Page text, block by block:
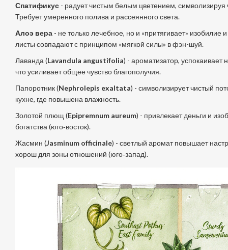
Спатификус- радует чистым белым цветением, символизируя
Требует умеренного полива и рассеянного света.
Алоэ вера- не только лечебное, но и «притягивает» изобилие
листы совпадают с принципом «мягкой силы» в фэн-шуй.
Лаванда (Lavandula angustifolia) - ароматизатор, успокаивает
что усиливает общее чувство благополучия.
Папоротник (Nephrolepis exaltata) - символизирует чистый
кухне, где повышена влажность.
Золотой плющ (Epipremnum aureum) - привлекает деньги и
богатства (юго‑восток).
Жасмин (Jasminum officinale) - светлый аромат повышает
хорош для зоны отношений (юго‑запад).